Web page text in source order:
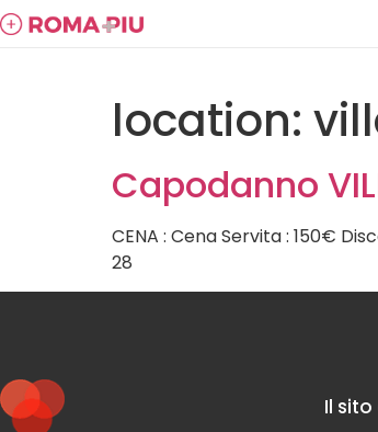
location:
Capodanno
CENA : Cena Servita : 150€
28
Il